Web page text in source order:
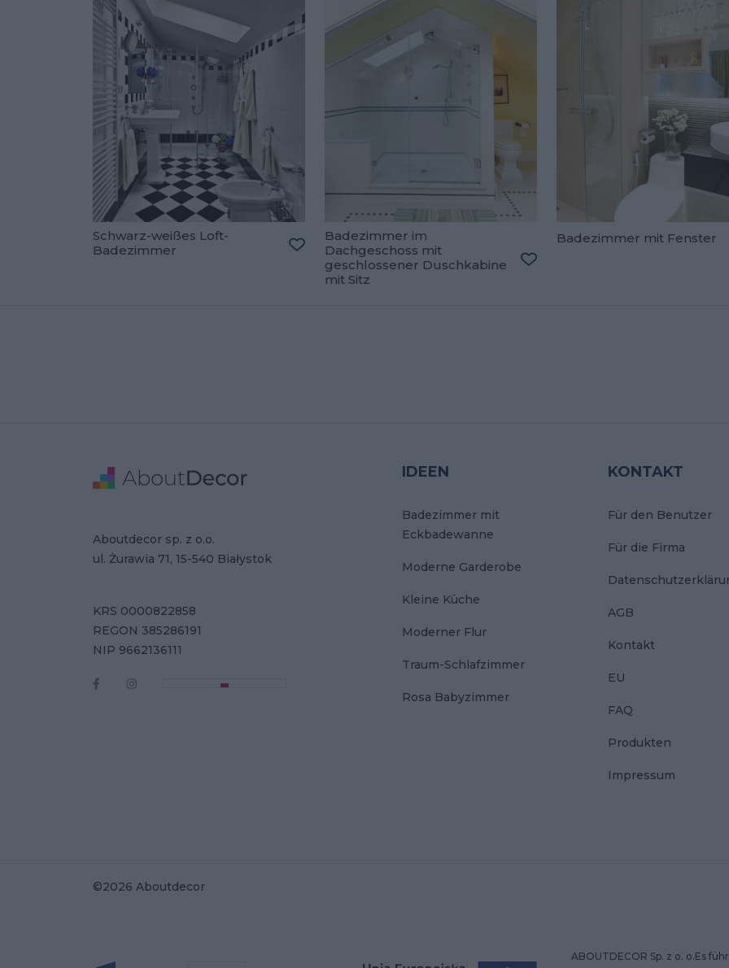
Schwarz-weißes Loft-
Badezimmer
Zu den Favoriten hinzufügen
Badezimmer im
Dachgeschoss mit
geschlossener Duschkabine
mit Sitz
Badezimmer mit Fenster
IDEEN
Badezimmer mit
Eckbadewanne
Moderne Garderobe
Kleine Küche
Moderner Flur
Traum-Schlafzimmer
Rosa Babyzimmer
KONTAKT
Für den Benutzer
Für die Firma
AGB
Kontakt
EU
FAQ
Produkten
Impressum
Adresse
Aboutdecor sp. z o.o.
ul. Żurawia 71, 15-540 Białystok
Firmendaten
KRS 0000822858
REGON 385286191
NIP 9662136111
©2026 Aboutdecor
ABOUTDECOR Sp. z o. o.Es